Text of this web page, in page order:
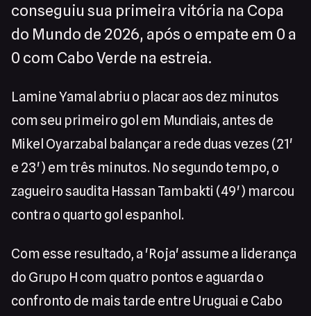
conseguiu sua primeira vitória na Copa
do Mundo de 2026, após o empate em 0 a
0 com Cabo Verde na estreia.
Lamine Yamal abriu o placar aos dez minutos
com seu primeiro gol em Mundiais, antes de
Mikel Oyarzabal balançar a rede duas vezes (21'
e 23') em três minutos. No segundo tempo, o
zagueiro saudita Hassan Tambakti (49') marcou
contra o quarto gol espanhol.
Com esse resultado, a 'Roja' assume a liderança
do Grupo H com quatro pontos e aguarda o
confronto de mais tarde entre Uruguai e Cabo